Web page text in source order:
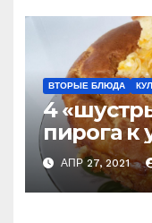
ВТОРЫЕ БЛЮДА
4
пирога к
АПР 27, 2021